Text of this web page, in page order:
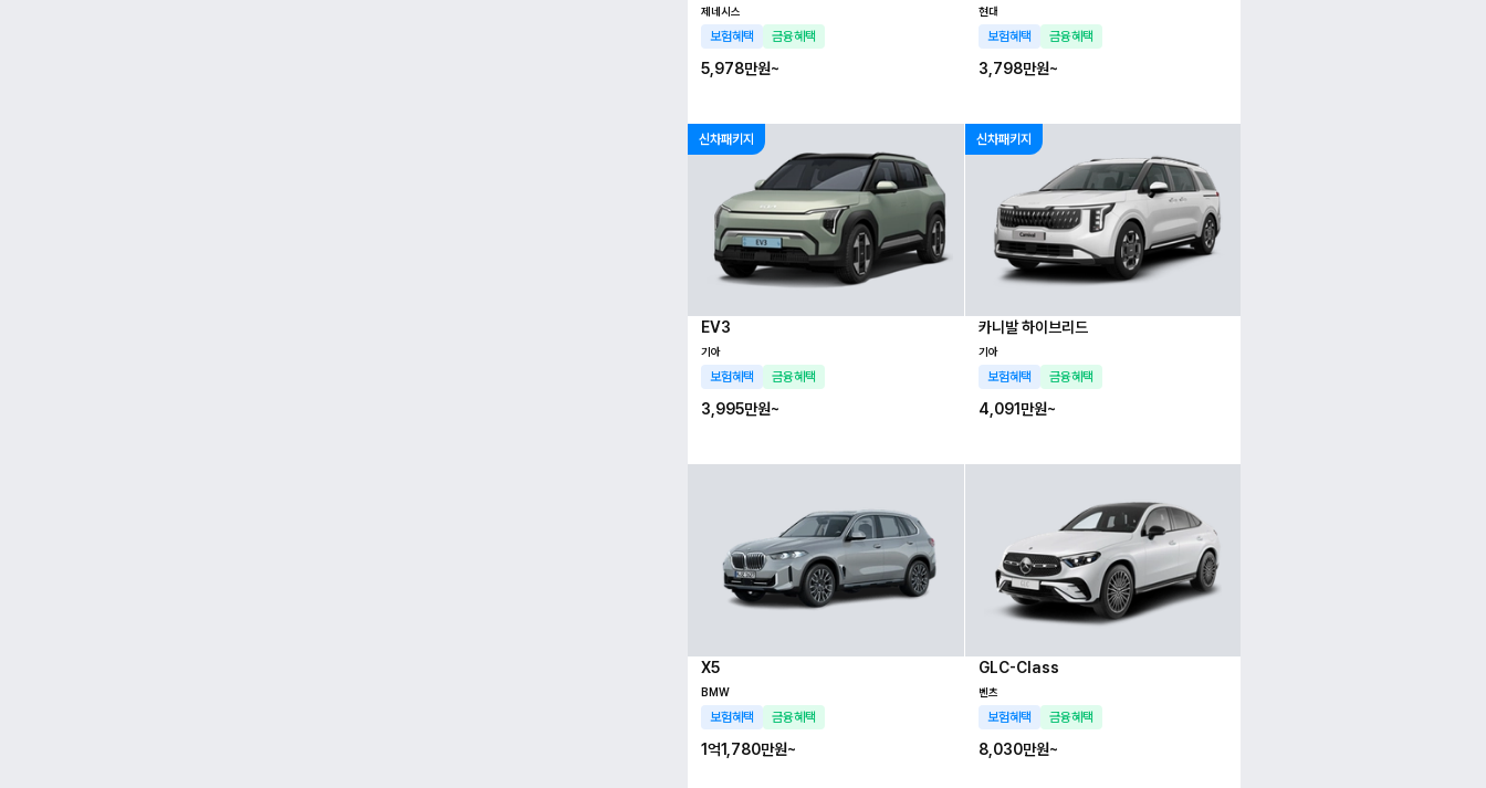
제네시스
보험혜택 금융혜택
5,978만원~
현대
보험혜택 금융혜택
3,798만원~
신차패키지
EV3
기아
보험혜택 금융혜택
3,995만원~
신차패키지
카니발 하이브리드
기아
보험혜택 금융혜택
4,091만원~
X5
BMW
보험혜택 금융혜택
1억1,780만원~
GLC-Class
벤츠
보험혜택 금융혜택
8,030만원~